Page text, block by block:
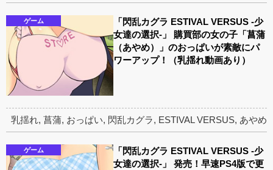
ゲーム
「閃乱カグラ ESTIVAL VERSUS -少
女達の選択-」 購買部の女の子「菖蒲
（あやめ）」のおっぱいが素敵にパ
ワーアップ！（乳揺れ動画あり）
乳揺れ, 菖蒲, おっぱい, 閃乱カグラ, ESTIVAL VERSUS, あやめ
ゲーム
「閃乱カグラ ESTIVAL VERSUS -少
女達の選択-」 発売！早速PS4版で更